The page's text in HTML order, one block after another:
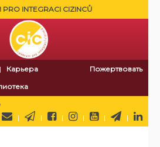
PRO INTEGRACI CIZINCŮ
Карьера
Пожертвовать